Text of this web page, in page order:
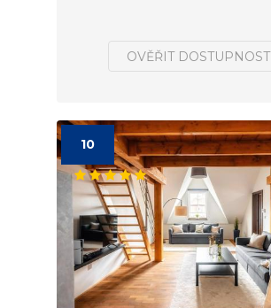
OVĚŘIT DOSTUPNOST
10